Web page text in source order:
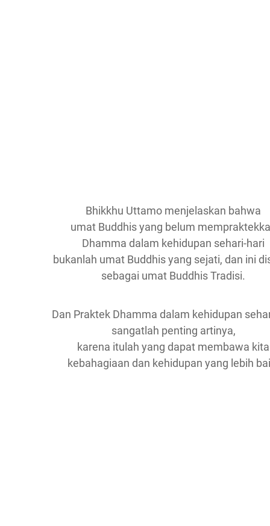
Bhikkhu Uttamo menjelaskan bahwa
umat Buddhis yang belum
Dhamma dalam kehidupan sehari-hari
bukanlah umat Buddhis yang sejati, dan ini
sebagai umat Buddhis Tradisi.
Dan Praktek Dhamma dalam kehidupan
sangatlah penting artinya,
karena itulah yang dapat membawa kita
kebahagiaan dan kehidupan yang lebih